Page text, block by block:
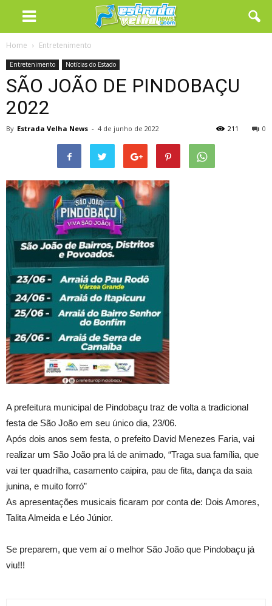
Home Entretenimento
Entretenimento Notícias do Estado
SÃO JOÃO DE PINDOBAÇU
2022
By Estrada Velha News - 4 de junho de 2022 0
211
A prefeitura municipal de Pindobaçu traz de volta a tradicional
festa de São João em seu único dia, 23/06.
Após dois anos sem festa, o prefeito David Menezes Faria, vai
realizar um São João pra lá de animado, “Traga sua família, que
vai ter quadrilha, casamento caipira, pau de fita, dança da saia
junina, e muito forró”
As apresentações musicais ficaram por conta de: Dois Amores,
Talita Almeida e Léo Júnior.
Se preparem, que vem aí o melhor São João que Pindobaçu já
viu!!!